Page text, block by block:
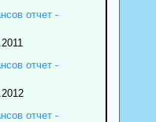
отчет -
отчет -
отчет -